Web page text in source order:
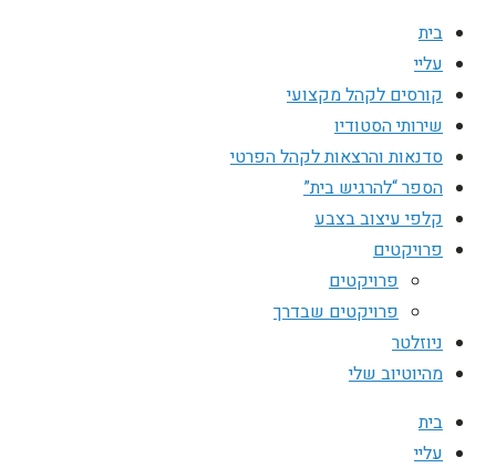
בית
עליי
קורסים לקהל מקצועי
שירותי הסטודיו
סדנאות והרצאות לקהל הפרטי
הספר “להרגיש בית”
קלפי עיצוב בצבע
פרויקטים
פרויקטים
פרויקטים שבדרך
ניוזלטר
מהיוטיוב שלי
בית
עליי